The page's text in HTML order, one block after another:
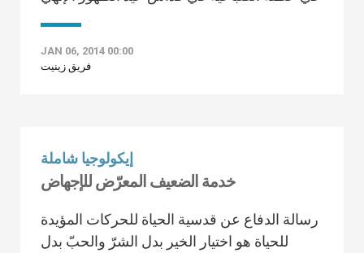
JAN 06, 2014 00:00
فريق زينيت
إيكولوجيا شاملة
خدمة الضعيف المعرّض للإجهاض
رسالة الدفاع عن قدسية الحياة للحركات المؤيدة
للحياة هو اختيار الخير بدل الشرّ والحبّ بدل